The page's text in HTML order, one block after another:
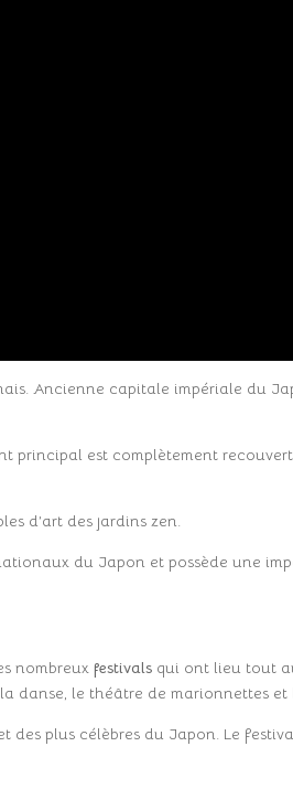
Ancienne capitale impériale du
principal est complètement
d’art des jardins zen.
du Japon et possède une
nombreuxfestivals qui ont lieu tout
danse, le théâtre de marionnettes et
des plus célèbres du Japon. Le